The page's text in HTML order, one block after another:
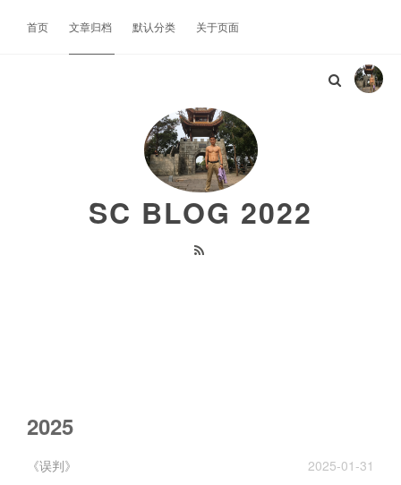
SC BLOG 2022
首页 文章归档 默认分类 关于页面
2025
《误判》 2025-01-31